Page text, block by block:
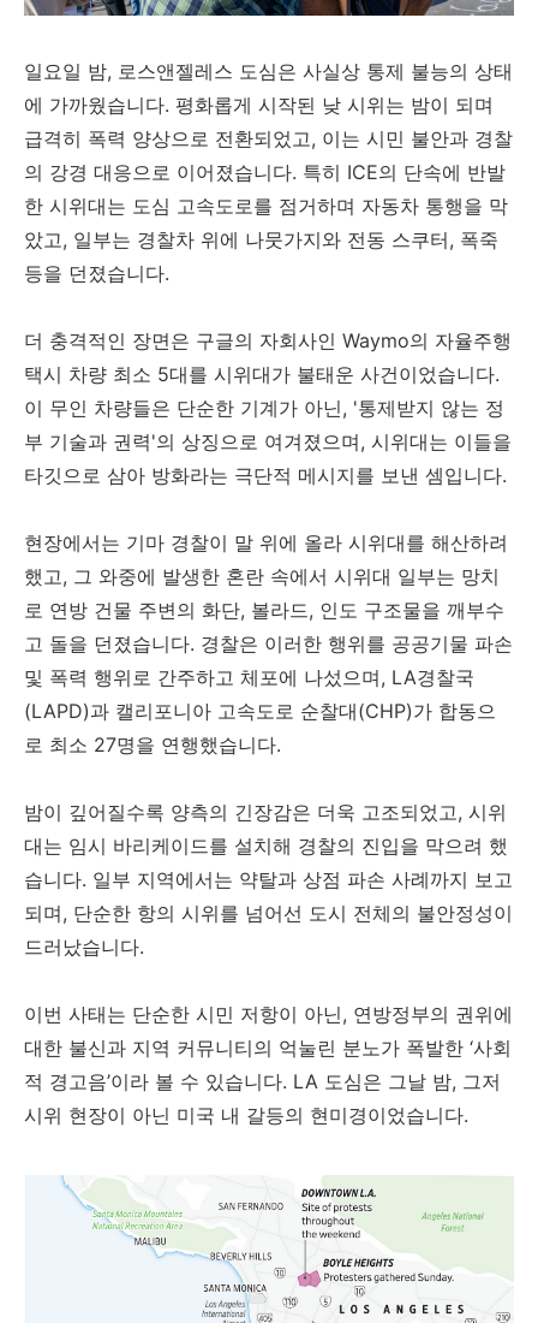
일요일 밤, 로스앤젤레스 도심은 사실상 통제 불능의 상태
에 가까웠습니다. 평화롭게 시작된 낮 시위는 밤이 되며
급격히 폭력 양상으로 전환되었고, 이는 시민 불안과 경찰
의 강경 대응으로 이어졌습니다. 특히 ICE의 단속에 반발
한 시위대는 도심 고속도로를 점거하며 자동차 통행을 막
았고, 일부는 경찰차 위에 나뭇가지와 전동 스쿠터, 폭죽
등을 던졌습니다.
더 충격적인 장면은 구글의 자회사인 Waymo의 자율주행
택시 차량 최소 5대를 시위대가 불태운 사건이었습니다.
이 무인 차량들은 단순한 기계가 아닌, '통제받지 않는 정
부 기술과 권력'의 상징으로 여겨졌으며, 시위대는 이들을
타깃으로 삼아 방화라는 극단적 메시지를 보낸 셈입니다.
현장에서는 기마 경찰이 말 위에 올라 시위대를 해산하려
했고, 그 와중에 발생한 혼란 속에서 시위대 일부는 망치
로 연방 건물 주변의 화단, 볼라드, 인도 구조물을 깨부수
고 돌을 던졌습니다. 경찰은 이러한 행위를 공공기물 파손
및 폭력 행위로 간주하고 체포에 나섰으며, LA경찰국
(LAPD)과 캘리포니아 고속도로 순찰대(CHP)가 합동으
로 최소 27명을 연행했습니다.
밤이 깊어질수록 양측의 긴장감은 더욱 고조되었고, 시위
대는 임시 바리케이드를 설치해 경찰의 진입을 막으려 했
습니다. 일부 지역에서는 약탈과 상점 파손 사례까지 보고
되며, 단순한 항의 시위를 넘어선 도시 전체의 불안정성이
드러났습니다.
이번 사태는 단순한 시민 저항이 아닌, 연방정부의 권위에
대한 불신과 지역 커뮤니티의 억눌린 분노가 폭발한 ‘사회
적 경고음’이라 볼 수 있습니다. LA 도심은 그날 밤, 그저
시위 현장이 아닌 미국 내 갈등의 현미경이었습니다.